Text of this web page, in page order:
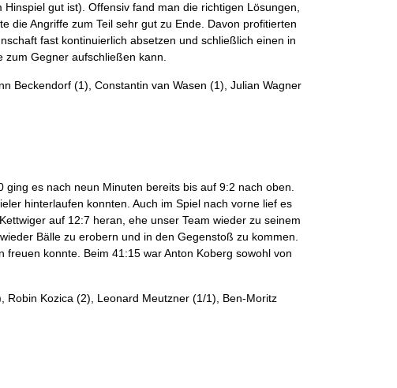
gut ist). Offensiv fand man die richtigen Lösungen,
die Angriffe zum Teil sehr gut zu Ende. Davon profitierten
fast kontinuierlich absetzen und schließlich einen in
Gegner aufschließen kann.
Beckendorf (1), Constantin van Wasen (1), Julian Wagner
es nach neun Minuten bereits bis auf 9:2 nach oben.
hinterlaufen konnten. Auch im Spiel nach vorne lief es
auf 12:7 heran, ehe unser Team wieder zu seinem
Bälle zu erobern und in den Gegenstoß zu kommen.
konnte. Beim 41:15 war Anton Koberg sowohl von
Robin Kozica (2), Leonard Meutzner (1/1), Ben-Moritz